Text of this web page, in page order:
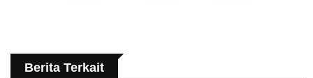
Berita Terkait